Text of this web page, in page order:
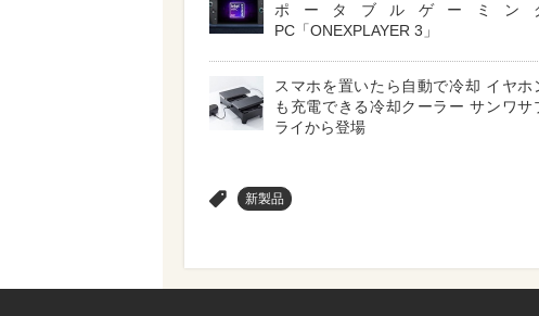
ポータブルゲーミン
PC「ONEXPLAYER 3」
スマホを置いたら自動で冷却 イヤホ
も充電できる冷却クーラー サンワサ
ライから登場
新製品